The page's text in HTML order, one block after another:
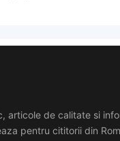
articole de calitate si
pentru cititorii din